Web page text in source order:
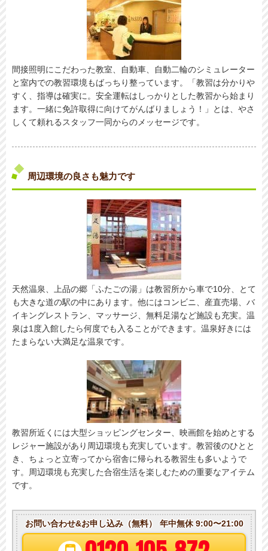
間接照明にこだわった教室、自動車、自動二輪のシミュレーター
と室内での教習環境もばっちり整っています。「教習は分かりや
すく、指導は確実に。安全運転はしっかりとした教習から始まり
ます。一緒に免許取得に向けてがんばりましょう！」とは、やさ
しくて頼れるスタッフ一同からのメッセージです。
周辺環境の良さも魅力です
天然温泉、上品の郷「ふたごの湯」は教習所から車で10分、とて
も大きな道の駅の中にあります。他にはコンビニ、産直売場、バ
イキングレストラン、マッサージ、無料足湯など施設も充実。温
泉は1度入館したら何度でも入ることができます。温泉好きには
たまらない大満足な温泉です。
教習所近くには大型ショッピングセンター、映画館を始めとする
レジャー施設があり周辺環境も充実しています。教習後のひとと
き、ちょっと立寄ってから宿舎に帰られる教習生も多いようで
す。周辺環境も充実した合宿生活を楽しむための重要なアイテム
です。
お問い合わせ&お申し込み（無料） 年中無休 9:00〜21:00